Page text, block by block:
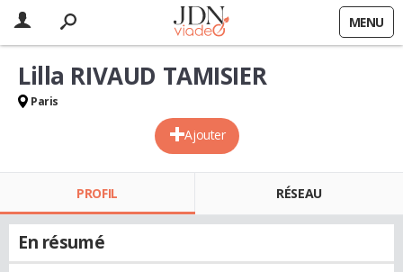
MENU
Ajouter
Lilla RIVAUD TAMISIER
Paris
PROFIL RÉSEAU
En résumé